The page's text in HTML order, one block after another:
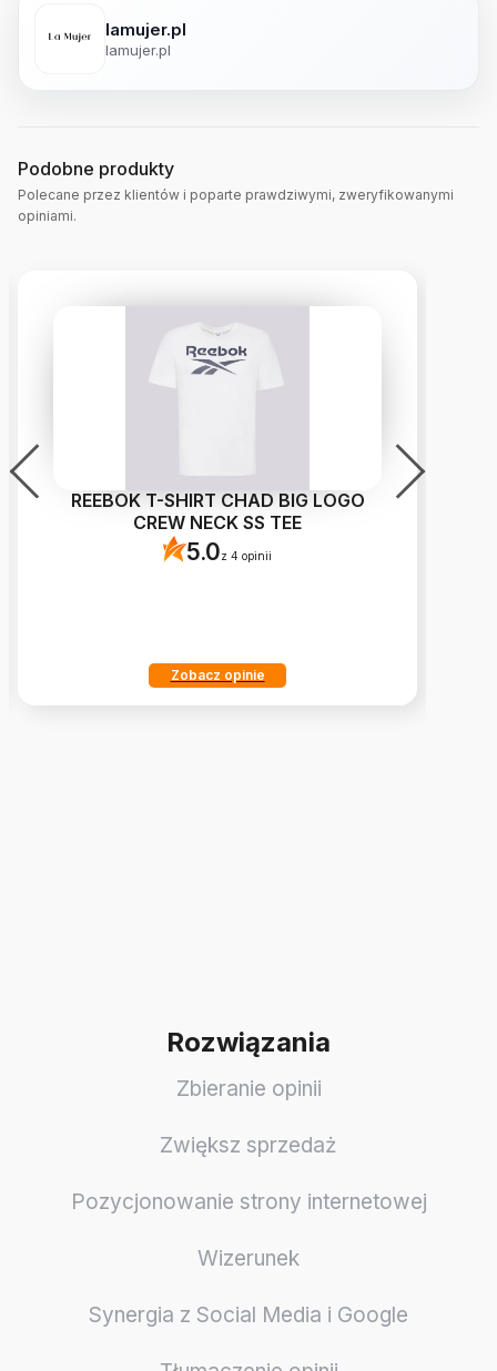
lamujer.pl
lamujer.pl
Podobne produkty
Polecane przez klientów i poparte prawdziwymi, zweryfikowanymi
opiniami.
REEBOK T-SHIRT CHAD BIG LOGO
CREW NECK SS TEE
5.0z 4 opinii
Zobacz opinie
Rozwiązania
Zbieranie opinii
Zwiększ sprzedaż
Pozycjonowanie strony internetowej
Wizerunek
Synergia z Social Media i Google